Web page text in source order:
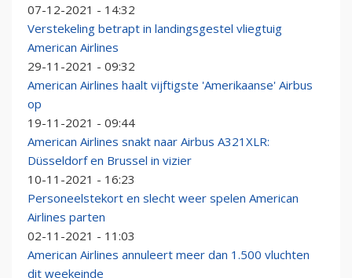
07-12-2021 - 14:32
Verstekeling betrapt in landingsgestel vliegtuig
American Airlines
29-11-2021 - 09:32
American Airlines haalt vijftigste 'Amerikaanse' Airbus
op
19-11-2021 - 09:44
American Airlines snakt naar Airbus A321XLR:
Düsseldorf en Brussel in vizier
10-11-2021 - 16:23
Personeelstekort en slecht weer spelen American
Airlines parten
02-11-2021 - 11:03
American Airlines annuleert meer dan 1.500 vluchten
dit weekeinde